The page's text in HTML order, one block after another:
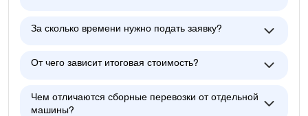
За сколько времени нужно подать заявку?
От чего зависит итоговая стоимость?
Чем отличаются сборные перевозки от отдельной
машины?